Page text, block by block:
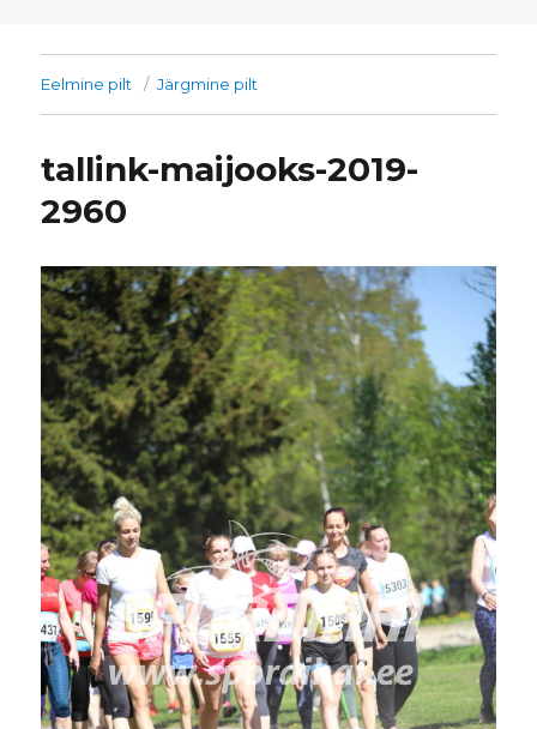
Eelmine pilt Järgmine pilt
tallink-maijooks-2019-
2960